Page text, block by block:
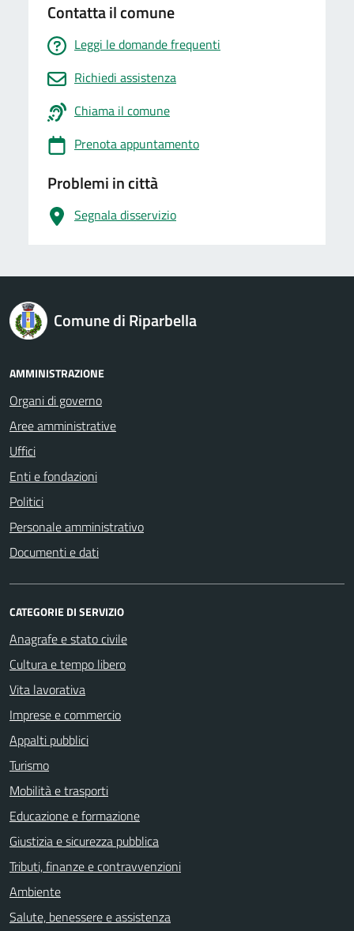
Contatta il comune
Leggi le domande frequenti
Richiedi assistenza
Chiama il comune
Prenota appuntamento
Problemi in città
Segnala disservizio
logo Unione Europea
Comune di Riparbella
AMMINISTRAZIONE
Organi di governo
Aree amministrative
Uffici
Enti e fondazioni
Politici
Personale amministrativo
Documenti e dati
CATEGORIE DI SERVIZIO
Anagrafe e stato civile
Cultura e tempo libero
Vita lavorativa
Imprese e commercio
Appalti pubblici
Turismo
Mobilità e trasporti
Educazione e formazione
Giustizia e sicurezza pubblica
Tributi, finanze e contravvenzioni
Ambiente
Salute, benessere e assistenza